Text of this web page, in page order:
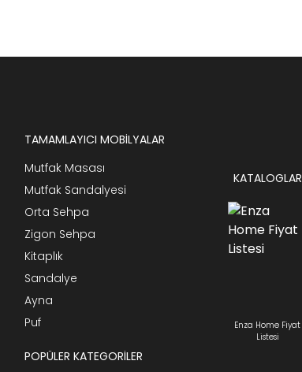
TAMAMLAYICI MOBİLYALAR
Mutfak Masası
Mutfak Sandalyesi
Orta Sehpa
Zigon Sehpa
Kitaplık
Sandalye
Ayna
Puf
POPÜLER KATEGORİLER
KATALOGLAR
Enza Home Fiyat
Listesi